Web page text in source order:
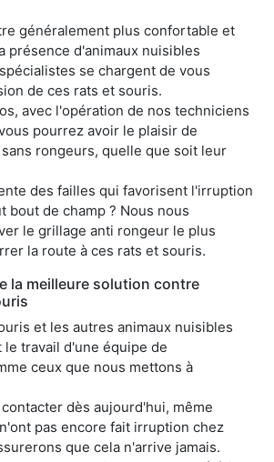
généralement plus confortable et
présence d'animaux nuisibles
se chargent de vous
de ces rats et souris.
avec l'opération de nos techniciens
pourrez avoir le plaisir de
rongeurs, quelle que soit leur
des failles qui favorisent l'irruption
bout de champ ? Nous nous
le grillage anti rongeur le plus
la route à ces rats et souris.
la meilleure solution contre
et les autres animaux nuisibles
le travail d'une équipe de
ceux que nous mettons à
dès aujourd'hui, même
pas encore fait irruption chez
que cela n'arrive jamais.